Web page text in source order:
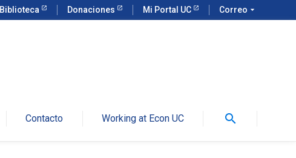
Biblioteca Donaciones Mi Portal UC Correo arrow_drop_down
Contacto Working at Econ UC search